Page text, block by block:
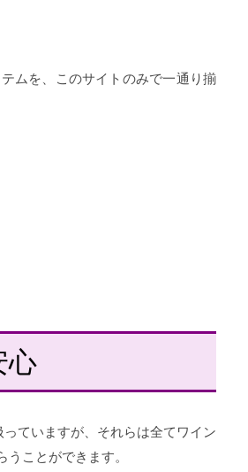
ムを、このサイトのみで一通り揃
心
ていますが、それらは全てワイン
うことができます。